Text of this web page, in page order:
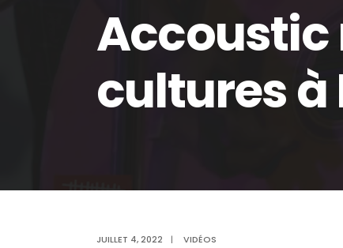
Accoustic
cultures à
JUILLET 4, 2022 | VIDÉOS